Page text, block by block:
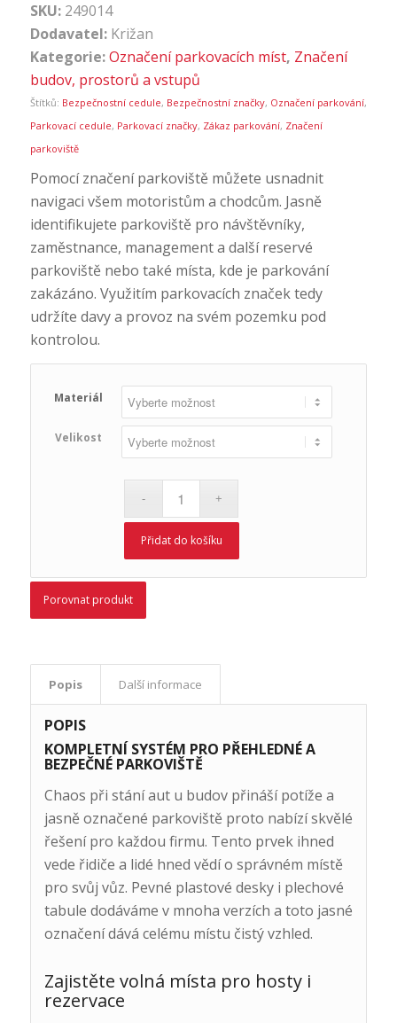
SKU: 249014
Dodavatel: Križan
Kategorie:Označení parkovacích míst, Značení
budov, prostorů a vstupů
Štítků: Bezpečnostní cedule, Bezpečnostní značky, Označení parkování,
Parkovací cedule, Parkovací značky, Zákaz parkování, Značení
parkoviště
Pomocí značení parkoviště můžete usnadnit
navigaci všem motoristům a chodcům. Jasně
identifikujete parkoviště pro návštěvníky,
zaměstnance, management a další reservé
parkoviště nebo také místa, kde je parkování
zakázáno. Využitím parkovacích značek tedy
udržíte davy a provoz na svém pozemku pod
kontrolou.
Materiál
Velikost
Přidat do košíku
Porovnat produkt
Popis Další informace
POPIS
KOMPLETNÍ SYSTÉM PRO PŘEHLEDNÉ A
BEZPEČNÉ PARKOVIŠTĚ
Chaos při stání aut u budov přináší potíže a
jasně označené parkoviště proto nabízí skvělé
řešení pro každou firmu. Tento prvek ihned
vede řidiče a lidé hned vědí o správném místě
pro svůj vůz. Pevné plastové desky i plechové
tabule dodáváme v mnoha verzích a toto jasné
označení dává celému místu čistý vzhled.
Zajistěte volná místa pro hosty i
rezervace